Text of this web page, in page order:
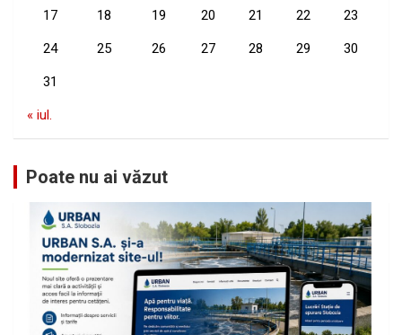
17 18 19 20 21 22 23
24 25 26 27 28 29 30
31
« iul.
Poate nu ai văzut